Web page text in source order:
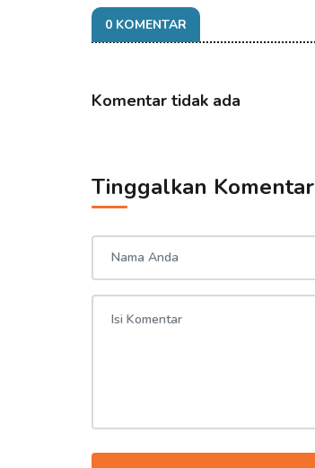
0 KOMENTAR
Komentar tidak ada
Tinggalkan Komentar